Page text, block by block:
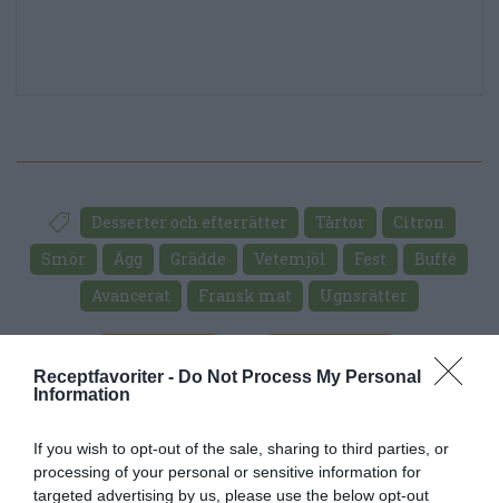
Receptfavoriter - Do Not Process My Personal
Information
If you wish to opt-out of the sale, sharing to third parties, or
processing of your personal or sensitive information for
targeted advertising by us, please use the below opt-out
Desserter och efterrätter Tårtor
Citron
Smör
Ägg Grädde Vetemjöl Fest
Buffé
Avancerat
Fransk mat Ugnsrätter
Uppskattat näringsvärde per portion: